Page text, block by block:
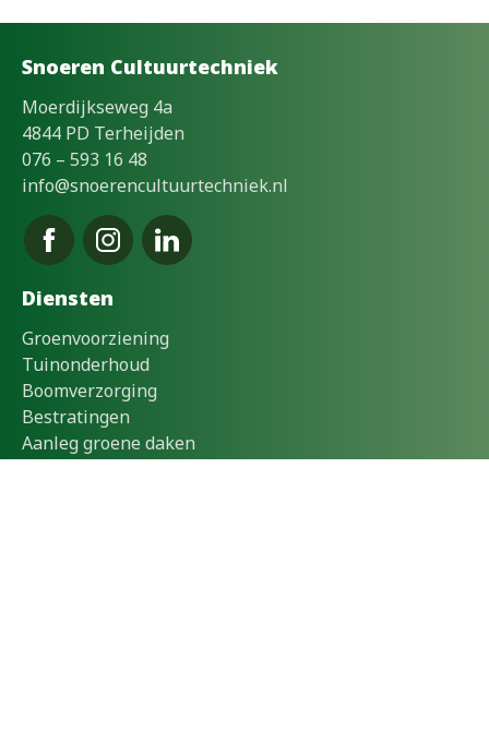
Snoeren Cultuurtechniek
Moerdijkseweg 4a
4844 PD Terheijden
076 – 593 16 48
info@snoerencultuurtechniek.nl
Diensten
Groenvoorziening
Tuinonderhoud
Boomverzorging
Bestratingen
Aanleg groene daken